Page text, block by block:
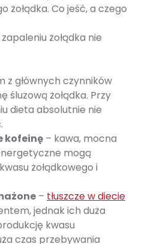
żołądka. Co jeść, a czego
żołądka nie
z głównych czynników
śluzową żołądka. Przy
dieta absolutnie nie
kofeinę – kawa, mocna
mogą
żołądkowego i
– tłuszcze w diecie
jednak ich duża
kwasu
czas przebywania